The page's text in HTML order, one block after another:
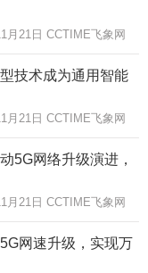
月21日 CCTIME飞象网
技术成为通用智能
月21日 CCTIME飞象网
5G网络升级演进，
月21日 CCTIME飞象网
网速升级，实现万